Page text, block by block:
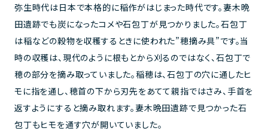
弥生時代は日本で本格的に稲作がはじまった時代です。妻木晩
田遺跡でも炭になったコメや石包丁が見つかりました。石包丁
は稲などの穀物を収穫するときに使われた”穂摘み具”です。当
時の収穫は、現代のように根もとから刈るのではなく、石包丁で
穂の部分を摘み取っていました。稲穂は、石包丁の穴に通したヒ
モに指を通し、穂首の下から刃先をあてて親指ではさみ、手首を
返すようにすると摘み取れます。妻木晩田遺跡で見つかった石
包丁もヒモを通す穴が開いていました。